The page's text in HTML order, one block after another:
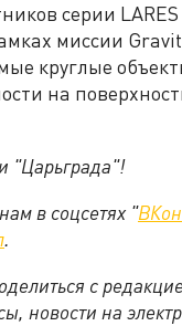
серии
миссии
круглые
на
"Царьграда"!
в соцсетях "
.
с
новости на